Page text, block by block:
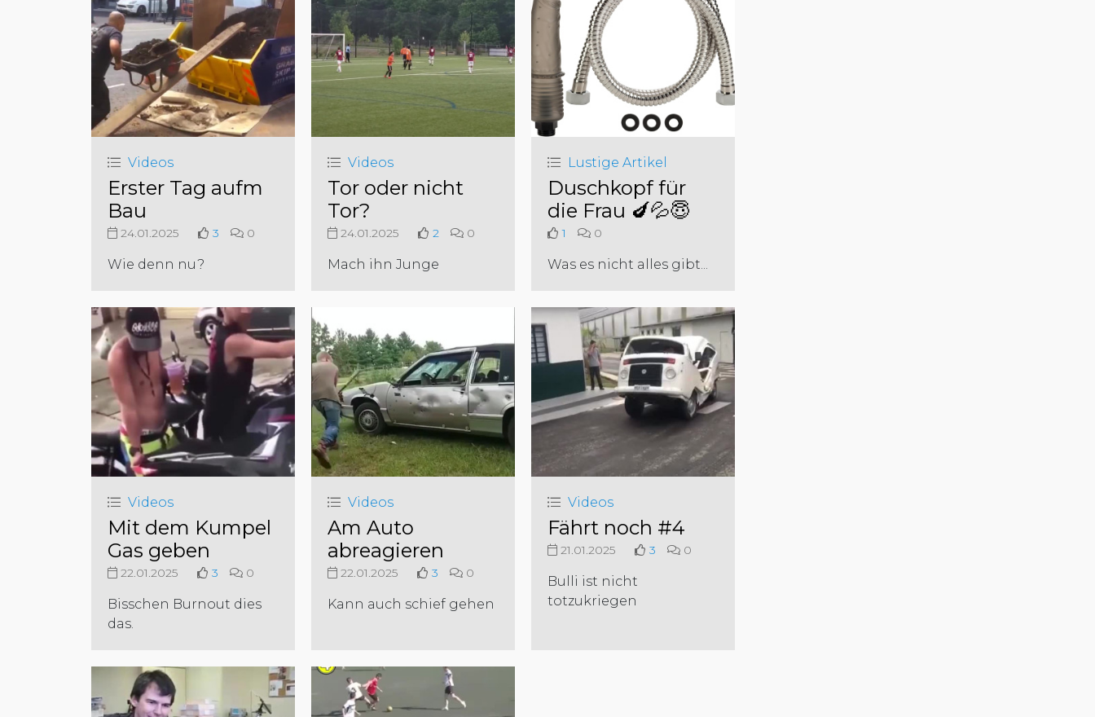
Videos
Erster Tag aufm
Bau
24.01.2025 3 0
Wie denn nu?
Videos
Tor oder nicht
Tor?
24.01.2025 2 0
Mach ihn Junge
Lustige Artikel
Duschkopf für
die Frau 🍆💦😇
1 0
Was es nicht alles gibt...
Videos
Mit dem Kumpel
Gas geben
22.01.2025 3 0
Bisschen Burnout dies
das.
Videos
Am Auto
abreagieren
22.01.2025 3 0
Kann auch schief gehen
Videos
Fährt noch #4
21.01.2025 3 0
Bulli ist nicht
totzukriegen